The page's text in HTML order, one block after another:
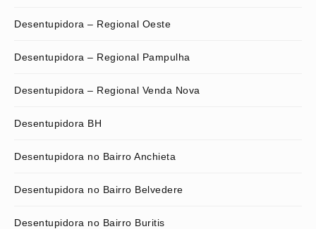
Desentupidora – Regional Oeste
Desentupidora – Regional Pampulha
Desentupidora – Regional Venda Nova
Desentupidora BH
Desentupidora no Bairro Anchieta
Desentupidora no Bairro Belvedere
Desentupidora no Bairro Buritis